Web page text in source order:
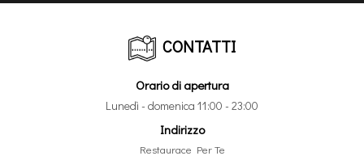
CONTATTI
Orario di apertura
Lunedì - domenica 11:00 - 23:00
Indirizzo
Restaurace Per Te